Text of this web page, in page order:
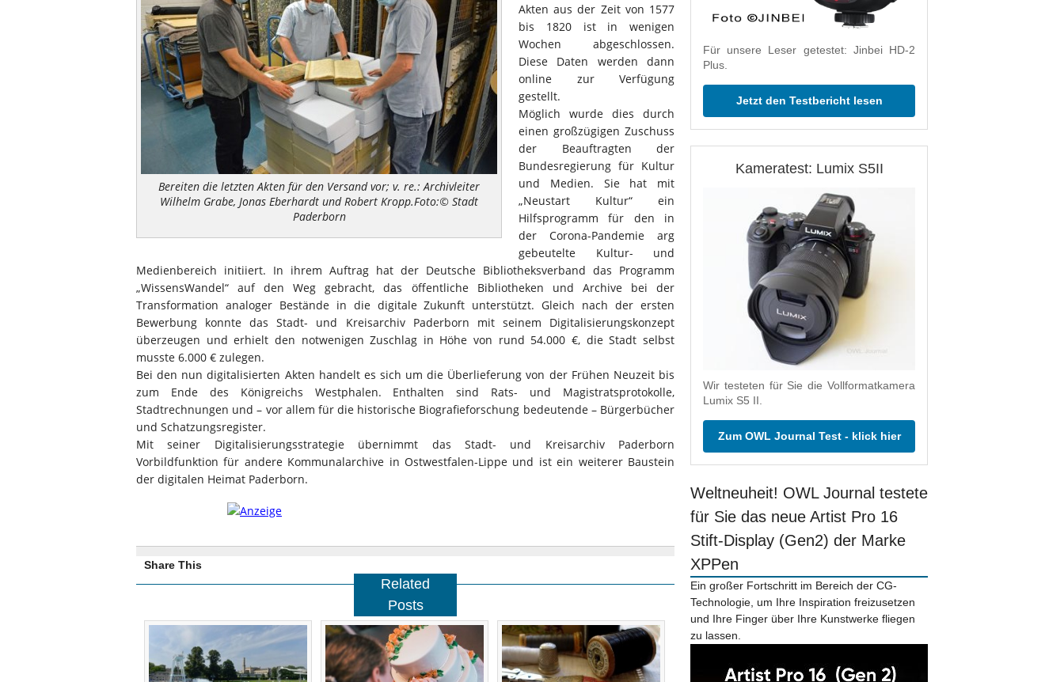
Bereiten die letzten Akten für den Versand vor; v. re.: Archivleiter
Wilhelm Grabe, Jonas Eberhardt und Robert Kropp.Foto:© Stadt
Paderborn
Akten aus der Zeit von 1577
bis 1820 ist in wenigen
Wochen abgeschlossen.
Diese Daten werden dann
online zur Verfügung
gestellt.
Möglich wurde dies durch
einen großzügigen Zuschuss
der Beauftragten der
Bundesregierung für Kultur
und Medien. Sie hat mit
„Neustart Kultur“ ein
Hilfsprogramm für den in
der Corona-Pandemie arg
gebeutelte Kultur- und
Medienbereich initiiert. In ihrem Auftrag hat der Deutsche Bibliotheksverband das Programm
„WissensWandel“ auf den Weg gebracht, das öffentliche Bibliotheken und Archive bei der
Transformation analoger Bestände in die digitale Zukunft unterstützt. Gleich nach der ersten
Bewerbung konnte das Stadt- und Kreisarchiv Paderborn mit seinem Digitalisierungskonzept
überzeugen und erhielt den notwenigen Zuschlag in Höhe von rund 54.000 €, die Stadt selbst
musste 6.000 € zulegen.
Bei den nun digitalisierten Akten handelt es sich um die Überlieferung von der Frühen Neuzeit bis
zum Ende des Königreichs Westphalen. Enthalten sind Rats- und Magistratsprotokolle,
Stadtrechnungen und – vor allem für die historische Biografieforschung bedeutende – Bürgerbücher
und Schatzungsregister.
Mit seiner Digitalisierungsstrategie übernimmt das Stadt- und Kreisarchiv Paderborn
Vorbildfunktion für andere Kommunalarchive in Ostwestfalen-Lippe und ist ein weiterer Baustein
der digitalen Heimat Paderborn.
Share This
Related
Posts
Für unsere Leser getestet: Jinbei HD-2
Plus.
Jetzt den Testbericht lesen
Kameratest: Lumix S5II
Wir testeten für Sie die Vollformatkamera
Lumix S5 II.
Zum OWL Journal Test - klick hier
Weltneuheit! OWL Journal testete
für Sie das neue Artist Pro 16
Stift-Display (Gen2) der Marke
XPPen
Ein großer Fortschritt im Bereich der CG-
Technologie, um Ihre Inspiration freizusetzen
und Ihre Finger über Ihre Kunstwerke fliegen
zu lassen.